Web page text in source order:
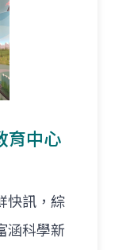
育中心
快訊，綜
涵科學新